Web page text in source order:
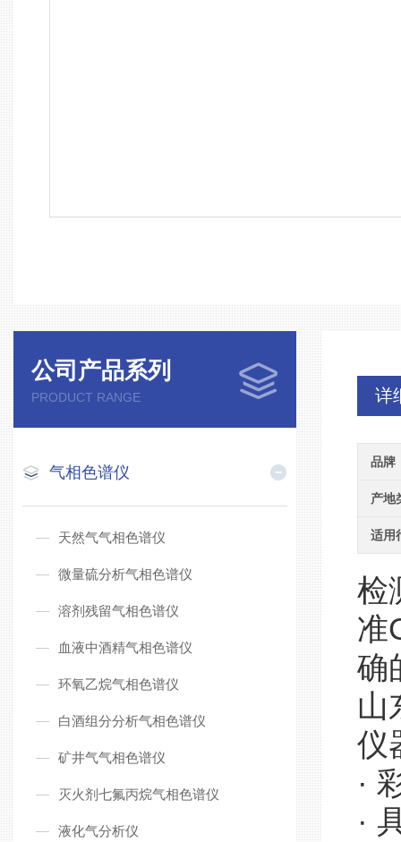
公司产品系列
PRODUCT RANGE
气相色谱仪
天然气气相色谱仪
微量硫分析气相色谱仪
溶剂残留气相色谱仪
血液中酒精气相色谱仪
环氧乙烷气相色谱仪
白酒组分分析气相色谱仪
矿井气气相色谱仪
灭火剂七氟丙烷气相色谱仪
液化气分析仪
详
品牌
产地
适用
检
准
确
山
仪
·
·